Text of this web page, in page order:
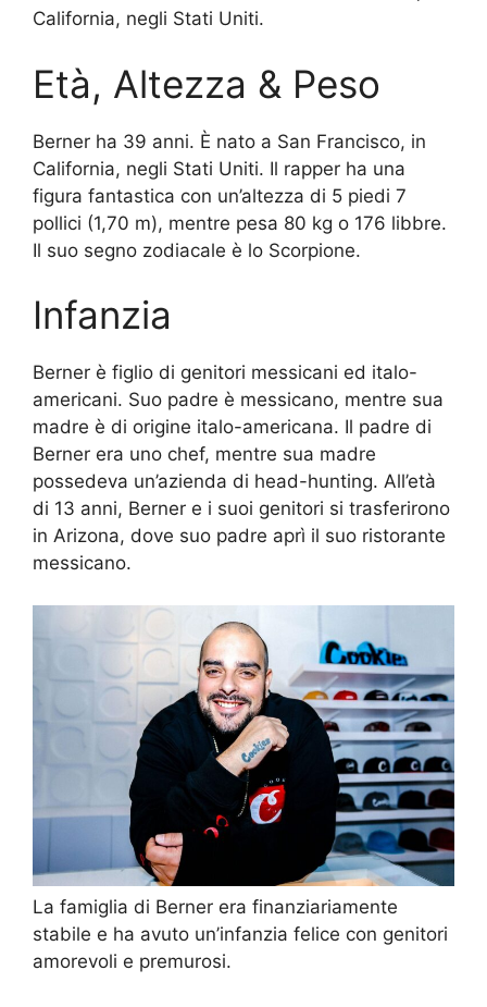
California, negli Stati Uniti.
Età, Altezza & Peso
Berner ha 39 anni. È nato a San Francisco, in
California, negli Stati Uniti. Il rapper ha una
figura fantastica con un’altezza di 5 piedi 7
pollici (1,70 m), mentre pesa 80 kg o 176 libbre.
Il suo segno zodiacale è lo Scorpione.
Infanzia
Berner è figlio di genitori messicani ed italo-
americani. Suo padre è messicano, mentre sua
madre è di origine italo-americana. Il padre di
Berner era uno chef, mentre sua madre
possedeva un’azienda di head-hunting. All’età
di 13 anni, Berner e i suoi genitori si trasferirono
in Arizona, dove suo padre aprì il suo ristorante
messicano.
La famiglia di Berner era finanziariamente
stabile e ha avuto un’infanzia felice con genitori
amorevoli e premurosi.